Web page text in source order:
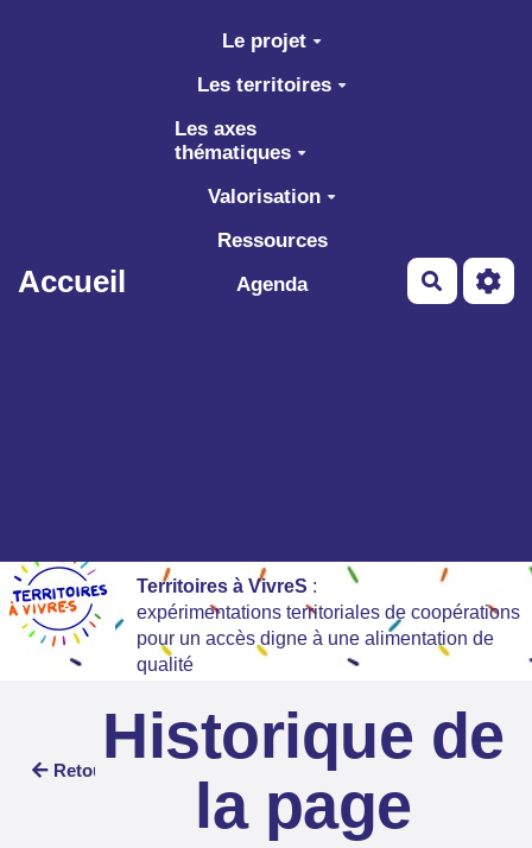
Aller au contenu principal
Accueil
Le projet
Les territoires
Les axes
thématiques
Valorisation
Ressources
Agenda
Territoires à VivreS :
expérimentations territoriales de coopérations
pour un accès digne à une alimentation de
qualité
Retour Historique de
la page